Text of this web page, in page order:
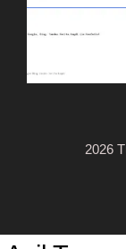
2026